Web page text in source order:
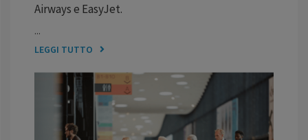
Airways e EasyJet.
...
LEGGI TUTTO